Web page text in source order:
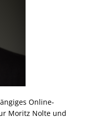
Online-
Moritz Nolte und